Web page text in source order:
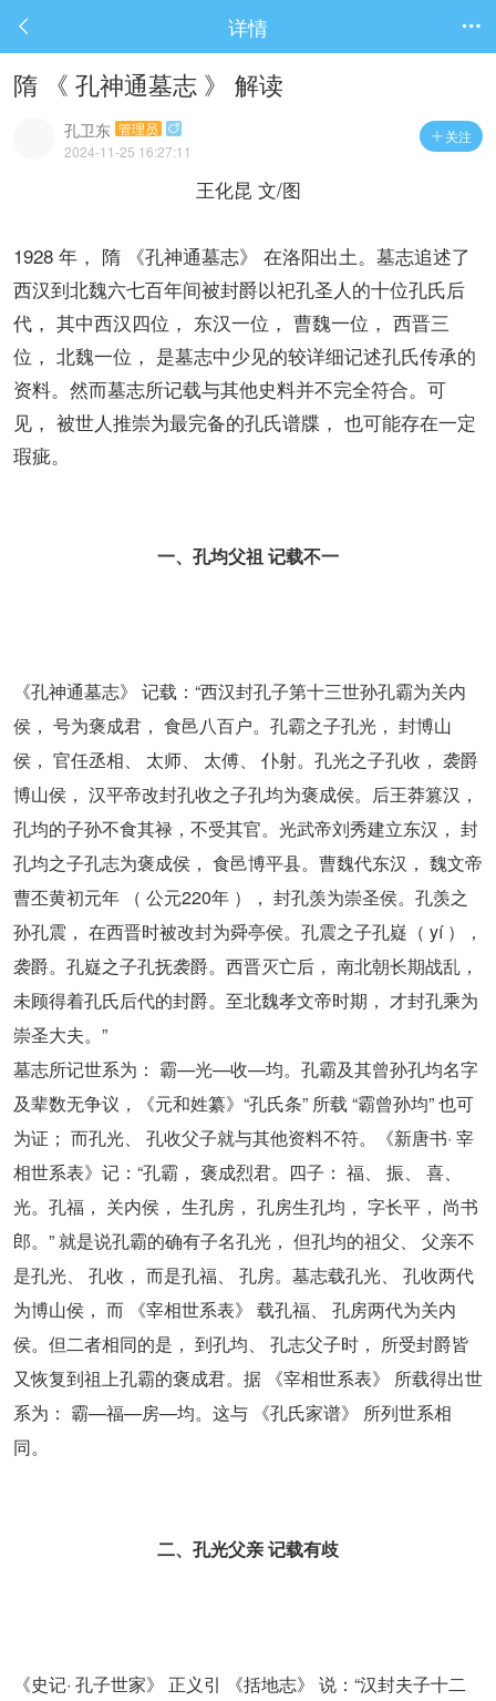
 详情 
隋 《 孔神通墓志 》 解读
 关注
孔卫东 管理员 
2024-11-25 16:27:11
王化昆 文/图
1928 年， 隋 《孔神通墓志》 在洛阳出土。墓志追述了
西汉到北魏六七百年间被封爵以祀孔圣人的十位孔氏后
代， 其中西汉四位， 东汉一位， 曹魏一位， 西晋三
位， 北魏一位， 是墓志中少见的较详细记述孔氏传承的
资料。然而墓志所记载与其他史料并不完全符合。可
见， 被世人推崇为最完备的孔氏谱牒， 也可能存在一定
瑕疵。
一、孔均父祖 记载不一
《孔神通墓志》 记载：“西汉封孔子第十三世孙孔霸为关内
侯， 号为褒成君， 食邑八百户。孔霸之子孔光， 封博山
侯， 官任丞相、 太师、 太傅、 仆射。孔光之子孔收， 袭爵
博山侯， 汉平帝改封孔收之子孔均为褒成侯。后王莽篡汉，
孔均的子孙不食其禄，不受其官。光武帝刘秀建立东汉， 封
孔均之子孔志为褒成侯， 食邑博平县。曹魏代东汉， 魏文帝
曹丕黄初元年 （ 公元220年 ）， 封孔羡为崇圣侯。孔羡之
孙孔震， 在西晋时被改封为舜亭侯。孔震之子孔嶷（ yí ），
袭爵。孔嶷之子孔抚袭爵。西晋灭亡后， 南北朝长期战乱，
未顾得着孔氏后代的封爵。至北魏孝文帝时期， 才封孔乘为
崇圣大夫。”
墓志所记世系为： 霸—光—收—均。孔霸及其曾孙孔均名字
及辈数无争议，《元和姓纂》“孔氏条” 所载 “霸曾孙均” 也可
为证； 而孔光、 孔收父子就与其他资料不符。《新唐书· 宰
相世系表》记：“孔霸， 褒成烈君。四子： 福、 振、 喜、
光。孔福， 关内侯， 生孔房， 孔房生孔均， 字长平， 尚书
郎。” 就是说孔霸的确有子名孔光， 但孔均的祖父、 父亲不
是孔光、 孔收， 而是孔福、 孔房。墓志载孔光、 孔收两代
为博山侯， 而 《宰相世系表》 载孔福、 孔房两代为关内
侯。但二者相同的是， 到孔均、 孔志父子时， 所受封爵皆
又恢复到祖上孔霸的褒成君。据 《宰相世系表》 所载得出世
系为： 霸—福—房—均。这与 《孔氏家谱》 所列世系相
同。
二、孔光父亲 记载有歧
《史记· 孔子世家》 正义引 《括地志》 说：“汉封夫子十二